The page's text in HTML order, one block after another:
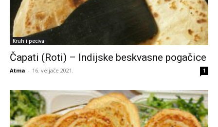
Kruh i peciva
Čapati (Roti) – Indijske beskvasne pogačice
Atma - 16. veljače 2021. 1